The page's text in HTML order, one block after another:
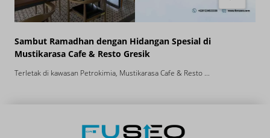
Sambut Ramadhan dengan Hidangan Spesial di
Mustikarasa Cafe & Resto Gresik
Terletak di kawasan Petrokimia, Mustikarasa Cafe & Resto ...